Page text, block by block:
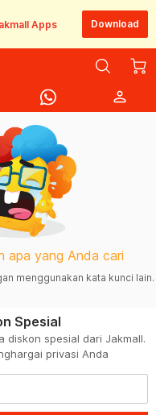
Apps Download
person
apa yang Anda cari
menggunakan kata kunci lain.
Spesial
diskon spesial dari Jakmall.
privasi Anda